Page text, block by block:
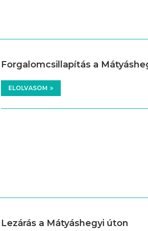
Forgalomcsillapítás a
ELOLVASOM
Lezárás a Mátyáshegyi úton